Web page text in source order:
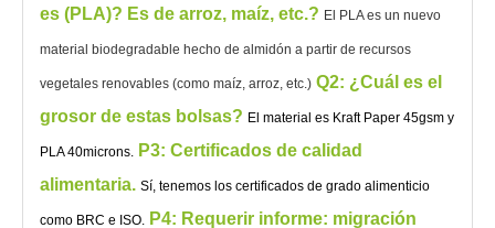
es (PLA)? Es de arroz, maíz, etc.? El PLA es un nuevo
material biodegradable hecho de almidón a partir de recursos
vegetales renovables (como maíz, arroz, etc.) Q2: ¿Cuál es el
grosor de estas bolsas? El material es Kraft Paper 45gsm y
PLA 40microns.
P3: Certificados de calidad
alimentaria. Sí, tenemos los certificados de grado alimenticio
como BRC e ISO.
P4: Requerir informe: migración